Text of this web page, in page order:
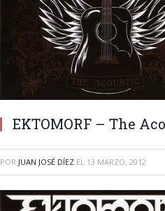
EKTOMORF – The
POR JUAN JOSÉ DÍEZ EL 13 MARZO, 2012